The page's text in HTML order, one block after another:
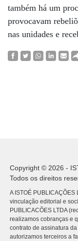
também há um
provocavam
nas unidades e
Copyright © 2026 -
Todos os direitos
A ISTOÉ
vinculação editorial e
PUBLICACÕES LTDA
realizamos cobranças e
contrato de assinatura
autorizamos terceiros a